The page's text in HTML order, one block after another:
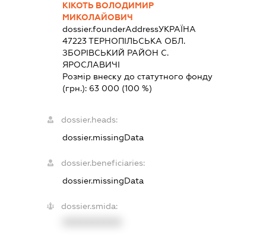
КІКОТЬ ВОЛОДИМИР
МИКОЛАЙОВИЧ
dossier.founderAddressУКРАЇНА
47223 ТЕРНОПIЛЬСЬКА ОБЛ.
ЗБОРIВСЬКИЙ РАЙОН С.
ЯРОСЛАВИЧІ
Розмір внеску до статутного фонду
(грн.): 63 000 (100 %)
dossier.heads:
dossier.missingData
dossier.beneficiaries:
dossier.missingData
dossier.smida: